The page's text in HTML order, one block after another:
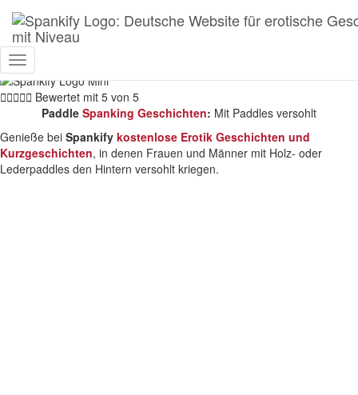
Toggle
Navigation
Spankify
Paddle Spanking
 Bewertet mit 5 von 5
Paddle Spanking Geschichten: Mit Paddles versohlt
Genieße bei Spankify kostenlose Erotik Geschichten und
Kurzgeschichten, in denen Frauen und Männer mit Holz- oder
Lederpaddles den Hintern versohlt kriegen.